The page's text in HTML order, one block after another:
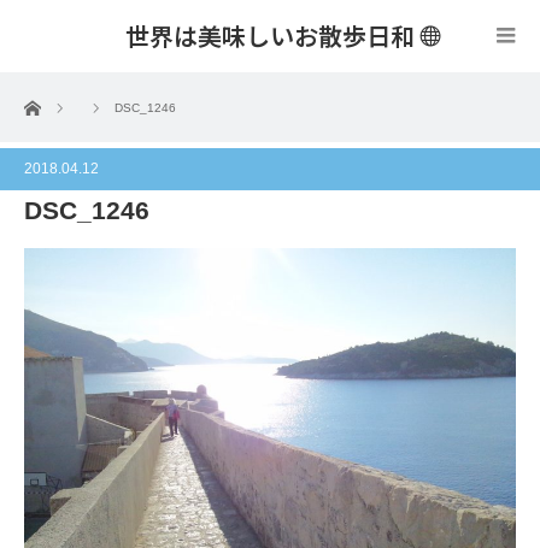
世界は美味しいお散歩日和
ホーム DSC_1246
2018.04.12
DSC_1246